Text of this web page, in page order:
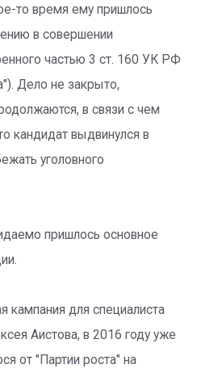
то время ему пришлось
в совершении
частью 3 ст. 160 УК РФ
Дело не закрыто,
в связи с чем
кандидат выдвинулся в
уголовного
пришлось основное
кампания для специалиста
Аистова, в 2016 году уже
от "Партии роста" на